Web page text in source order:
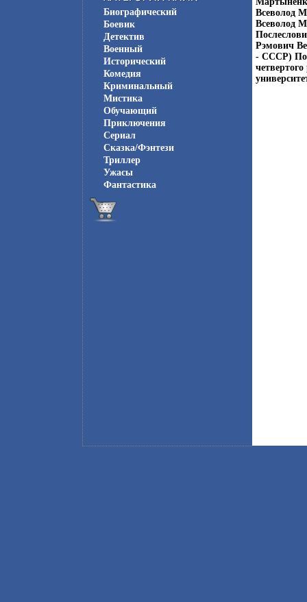
Биографический
Боевик
Детектив
Военный
Исторический
Комедия
Криминальный
Мистика
Обучающий
Приключения
Сериал
Сказка/Фэнтези
Триллер
Ужасы
Фантастика
Всеволод
Всеволод
Рэмович
- СССР)